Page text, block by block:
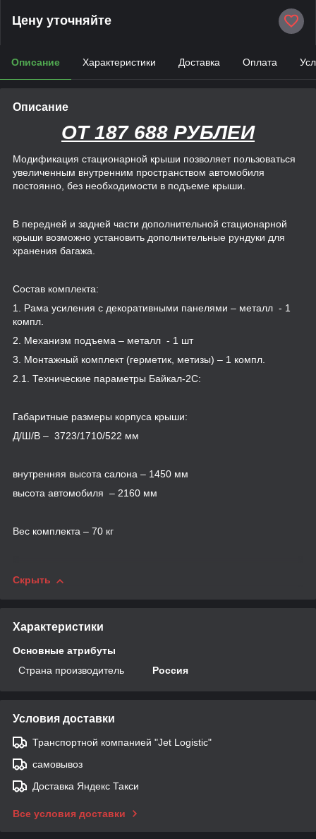
Цену уточняйте
Описание Характеристики Доставка Оплата
Описание
ОТ 187 688 РУБЛЕЙ
Модификация стационарной крыши позволяет пользоваться
увеличенным внутренним пространством автомобиля
постоянно, без необходимости в подъеме крыши.
В передней и задней части дополнительной стационарной
крыши возможно установить дополнительные рундуки для
хранения багажа.
Состав комплекта:
1. Рама усиления с декоративными панелями – металл - 1
компл.
2. Механизм подъема – металл - 1 шт
3. Монтажный комплект (герметик, метизы) – 1 компл.
2.1. Технические параметры Байкал-2С:
Габаритные размеры корпуса крыши:
Д/Ш/В – 3723/1710/522 мм
внутренняя высота салона – 1450 мм
высота автомобиля – 2160 мм
Вес комплекта – 70 кг
Скрыть
Характеристики
Основные атрибуты
Страна производитель
Россия
Условия доставки
Транспортной компанией "Jet Logistic"
самовывоз
Доставка Яндекс Такси
Все условия доставки